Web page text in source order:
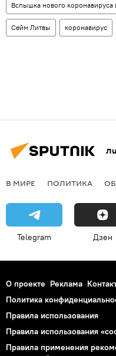
Вспышка нового коронавируса
Сейм Литвы коронавирус
В МИРЕ ПОЛИТИКА
Telegram Дзен
О проекте Реклама
Политика
Правила использования
Правила использования
Правила применения